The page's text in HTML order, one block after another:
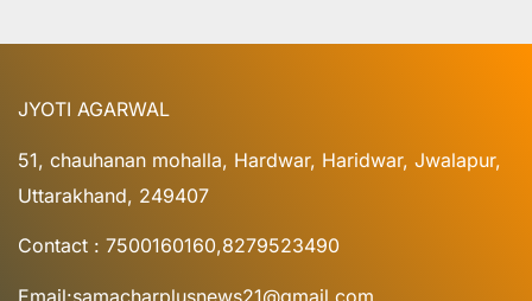
JYOTI AGARWAL
51, chauhanan mohalla, Hardwar, Haridwar, Jwalapur,
Uttarakhand, 249407
Contact : 7500160160,8279523490